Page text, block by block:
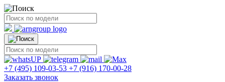
+7 (495) 109-03-53 +7 (916) 170-00-28
Заказать звонок